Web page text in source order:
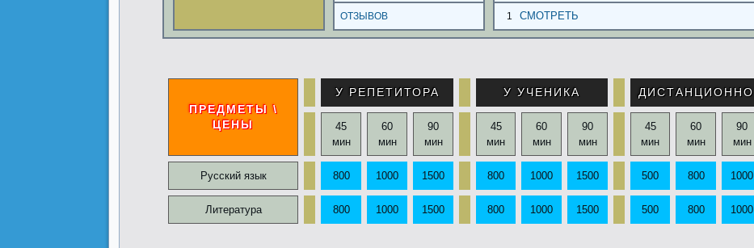
ОТЗЫВОВ 1СМОТРЕТЬ
ПРЕДМЕТЫ \
ЦЕНЫ
У РЕПЕТИТОРА У УЧЕНИКА ДИСТАНЦИОННО
45
мин
60
мин
90
мин
45
мин
60
мин
90
мин
45
мин
60
мин
90
мин
Русский язык 800 1000 1500 800 1000 1500 500 800 1000
Литература 800 1000 1500 800 1000 1500 500 800 1000